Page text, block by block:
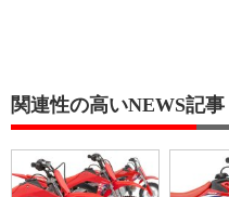
関連性の高いNEWS記事